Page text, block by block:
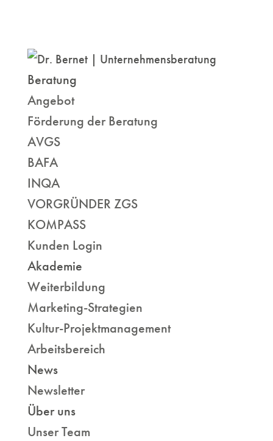
Beratung
Angebot
Förderung der Beratung
AVGS
BAFA
INQA
VORGRÜNDER ZGS
KOMPASS
Kunden Login
Akademie
Weiterbildung
Marketing-Strategien
Kultur-Projektmanagement
Arbeitsbereich
News
Newsletter
Über uns
Unser Team